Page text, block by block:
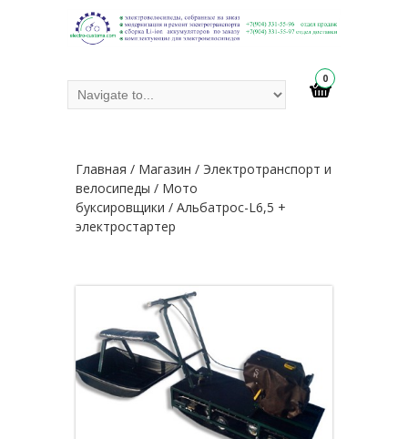
0
Главная / Магазин / Электротранспорт и
велосипеды / Мото
буксировщики / Альбатрос-L6,5 +
электростартер